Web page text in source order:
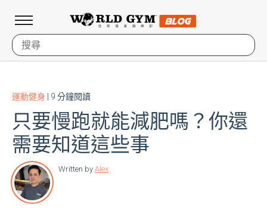
運動健身 | 9 分鐘閱讀
只要慢跑就能減肥嗎？你還
需要知道這些事
Written by Alex